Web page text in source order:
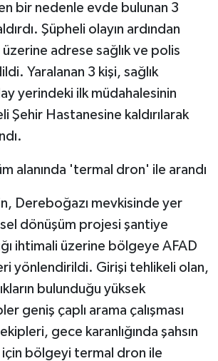
bir nedenle evde bulunan 3
Şüpheli olayın ardından
adrese sağlık ve polis
Yaralanan 3 kişi, sağlık
yerindeki ilk müdahalesinin
Şehir Hastanesine kaldırılarak
alanında 'termal dron' ile arandı
Dereboğazı mevkisinde yer
dönüşüm projesi şantiye
ihtimali üzerine bölgeye AFAD
yönlendirildi. Girişi tehlikeli olan,
bulunduğu yüksek
geniş çaplı arama çalışması
gece karanlığında şahsın
için bölgeyi termal dron ile